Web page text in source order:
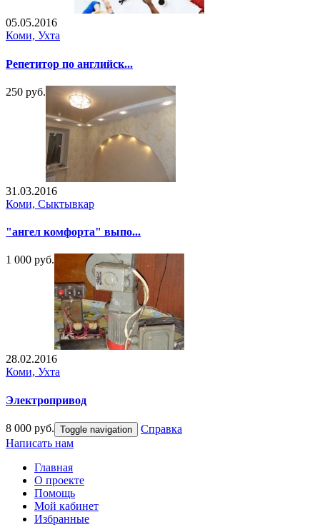
05.05.2016
Коми, Ухта
Репетитор по английск...
250 руб.
31.03.2016
Коми, Сыктывкар
"ангел комфорта" выпо...
1 000 руб.
28.02.2016
Коми, Ухта
Электропривод
8 000 руб. Toggle navigation
Справка
Написать нам
Главная
О проекте
Помощь
Мой кабинет
Избранные